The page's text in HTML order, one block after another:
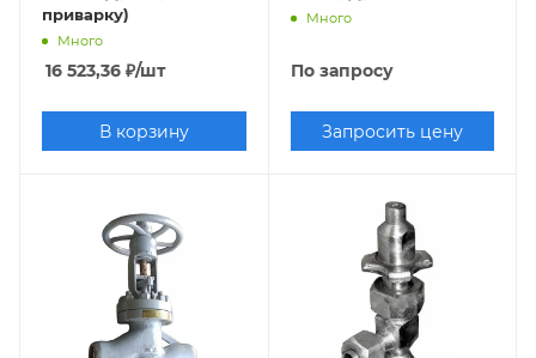
приварку)
Много
16 523,36 ₽/шт
В корзину
Много
По запросу
Запросить цену